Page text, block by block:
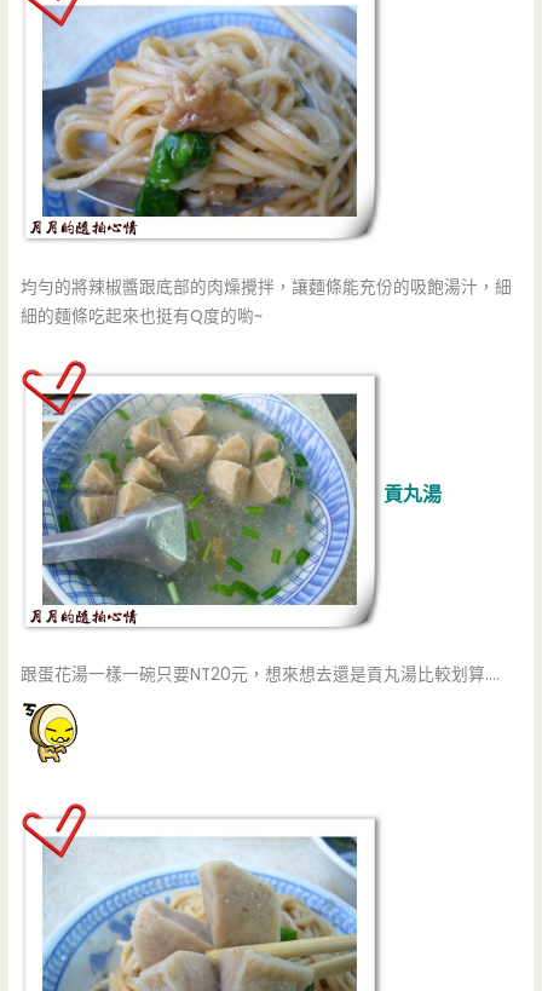
均勻的將辣椒醬跟底部的肉燥攪拌，讓麵條能充份的吸飽湯汁，細
細的麵條吃起來也挺有Q度的喲~
貢丸湯
跟蛋花湯一樣一碗只要NT20元，想來想去還是貢丸湯比較划算….